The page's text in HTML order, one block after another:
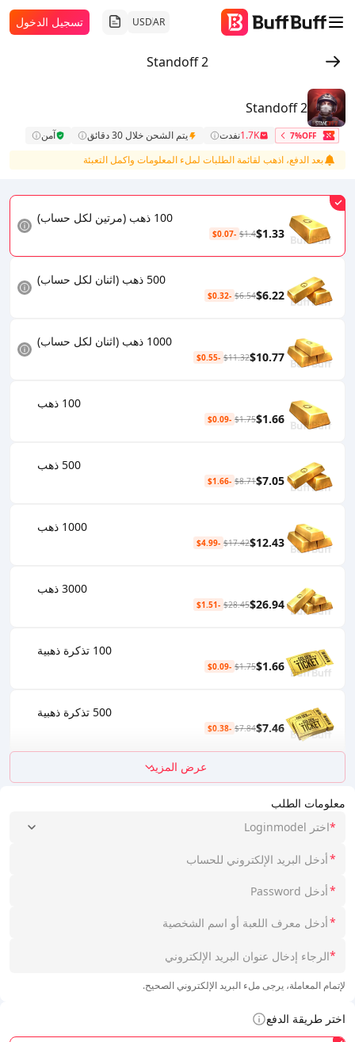
AR
USD تسجيل الدخول
Standoff 2
معلومات الطلب
*اختر Loginmodel
*
*
*
*
لإتمام المعاملة، يرجى ملء البريد الإلكتروني الصحيح.
اختر طريقة الدفع
Standoff 2
7%OFF
1.7Kنفدت يتم الشحن خلال 30 دقائق
آمن
بعد الدفع، اذهب لقائمة الطلبات لملء المعلومات واكمل التعبئة
100 ذهب (مرتين لكل حساب)
$1.33
$1.4
-$0.07
500 ذهب (اثنان لكل حساب)
$6.22
$6.54
-$0.32
1000 ذهب (اثنان لكل حساب)
$10.77
$11.32
-$0.55
100 ذهب
$1.66
$1.75
-$0.09
500 ذهب
$7.05
$8.71
-$1.66
1000 ذهب
$12.43
$17.42
-$4.99
3000 ذهب
$26.94
$28.45
-$1.51
100 تذكرة ذهبية
$1.66
$1.75
-$0.09
500 تذكرة ذهبية
$7.46
$7.84
-$0.38
عرض المزيد